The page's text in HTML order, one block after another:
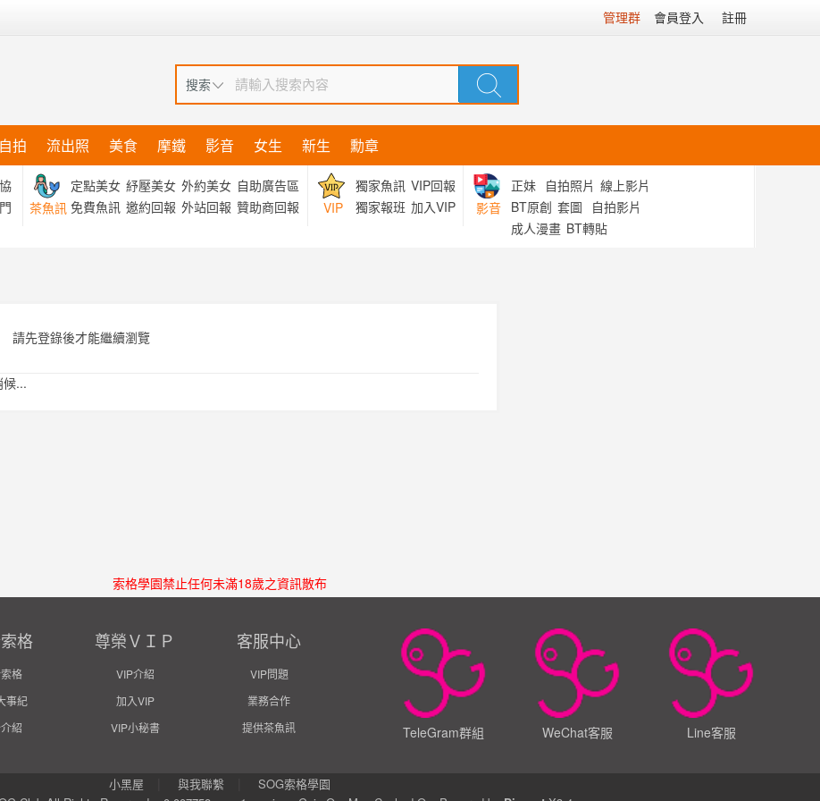
管理群 會員登入 註冊
搜索
自拍 流出照 美食 摩鐵 影音 女生 新生 勳章
茶魚訊
定點美女 紓壓美女 外約美女 自助廣告區
免費魚訊 邀約回報 外站回報 贊助商回報 VIP
獨家魚訊 VIP回報
獨家報班 加入VIP 影音
正妹 自拍照片 線上影片
BT原創 套圖
自拍影片
成人漫畫 BT轉貼
請先登錄後才能繼續瀏覽
候...
索格學園禁止任何未滿18歲之資訊散布
格
格
事紀
紹
尊榮ＶＩＰ
VIP介紹
加入VIP
VIP小秘書
客服中心
VIP問題
業務合作
提供茶魚訊
Line客服
WeChat客服
TeleGram群組
小黑屋 與我聯繫
SOG索格學園